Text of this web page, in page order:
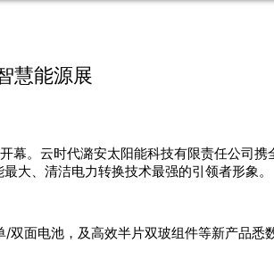
慧能源展
。云时代潞安太阳能科技有限责任公司携
大、清洁电力转换技术最强的引领者形象。
面电池，及高效半片双玻组件等新产品悉